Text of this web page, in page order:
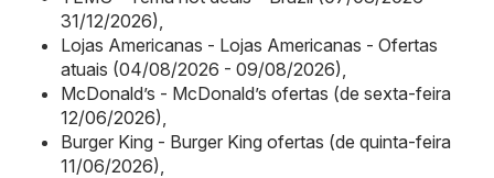
31/12/2026)
Lojas Americanas - Lojas Americanas - Ofertas
atuais (04/08/2026 - 09/08/2026)
McDonald’s - McDonald’s ofertas (de sexta-feira
12/06/2026)
Burger King - Burger King ofertas (de quinta-feira
11/06/2026)